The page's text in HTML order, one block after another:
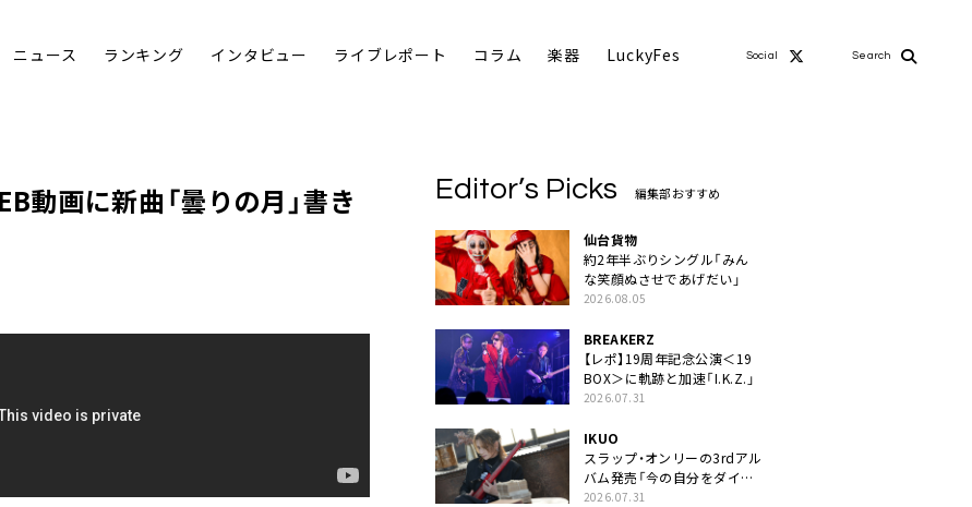
ニュース ランキング インタビュー ライブレポート コラム 楽器 LuckyFes Social Search
動画に新曲「曇りの月」書き
Editor’s Picks 編集部おすすめ
仙台貨物
約2年半ぶりシングル「みん
な笑顔ぬさせであげだい」
2026.08.05
BREAKERZ
【レポ】19周年記念公演＜19
BOX＞に軌跡と加速「I.K.Z.」
2026.07.31
IKUO
スラップ・オンリーの3rdアル
バム発売「今の自分をダイレ
クトに」
2026.07.31